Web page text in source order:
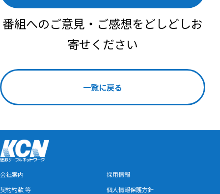
番組へのご意見・ご感想をどしどしお
寄せください
一覧に戻る
会社案内
採用情報
契約約款 等
個人情報保護方針